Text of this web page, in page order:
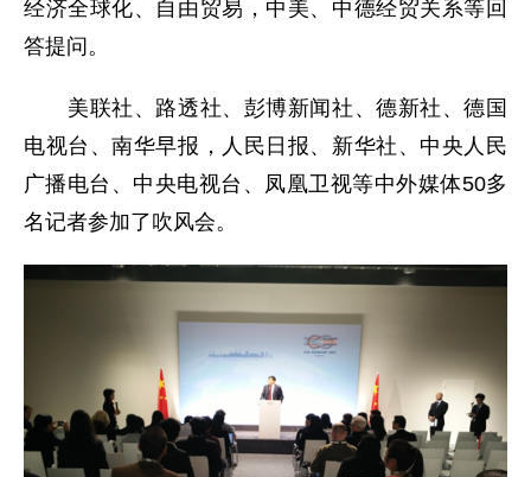
经济全球化、自由贸易，中美、中德经贸关系等回
答提问。
美联社、路透社、彭博新闻社、德新社、德国
电视台、南华早报，人民日报、新华社、中央人民
广播电台、中央电视台、凤凰卫视等中外媒体50多
名记者参加了吹风会。